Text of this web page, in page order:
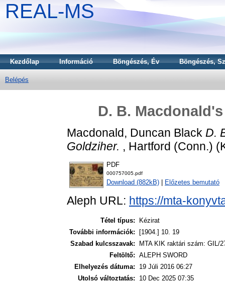
REAL-MS
Kezdőlap Információ Böngészés, Év Böngészés,
Belépés
D. B.
Macdonald, Duncan Black D.
Goldziher. , Hartford (Conn.)
PDF
000757005.pdf
Download (882kB) Előzetes bemutató
Aleph URL: https://mta-
Tétel típus:
Kézirat
További információk:
[1904.] 10. 19
Szabad kulcsszavak:
MTA KIK raktári szám: GIL/
Feltöltő: ALEPH SWORD
Elhelyezés dátuma:
19 Júli 2016 06:27
Utolsó változtatás:
10 Dec 2025 07:35